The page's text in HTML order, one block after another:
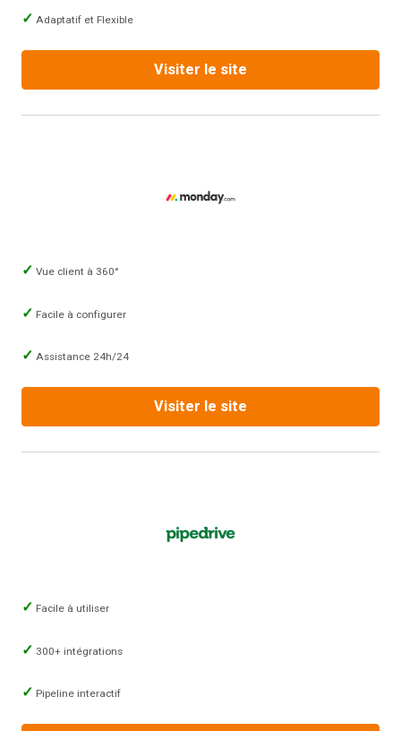
Adaptatif et Flexible
Visiter le site
Vue client à 360°
Facile à configurer
Assistance 24h/24
Visiter le site
Facile à utiliser
300+ intégrations
Pipeline interactif